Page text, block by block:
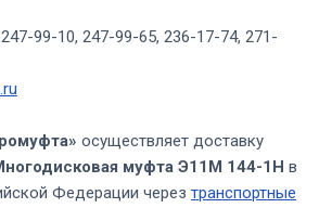
99-10, 247-99-65, 236-17-74, 271-
осуществляет доставку
муфта Э11М 144-1Н в
Федерации через транспортные